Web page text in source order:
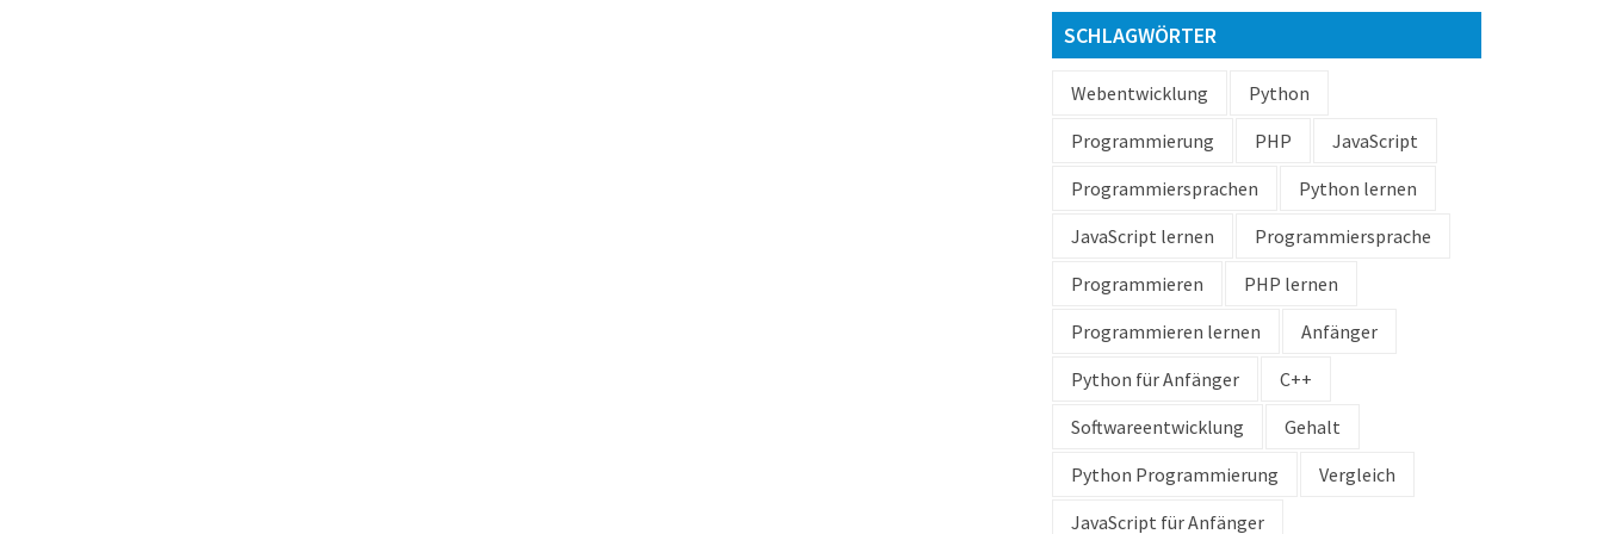
SCHLAGWÖRTER
Webentwicklung
Python
Programmierung
PHP
JavaScript
Programmiersprachen
Python lernen
JavaScript lernen
Programmiersprache
Programmieren
PHP lernen
Programmieren lernen
Anfänger
Python für Anfänger
C++
Softwareentwicklung
Gehalt
Python Programmierung
Vergleich
JavaScript für Anfänger